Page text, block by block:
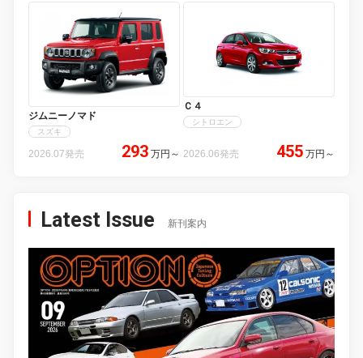
ジムニーノマド
スズキ
2026.07発売 293 万円 ～
Ｃ４
シトロエン
2026.06発売 455 万円 ～
Latest Issue 新刊案内